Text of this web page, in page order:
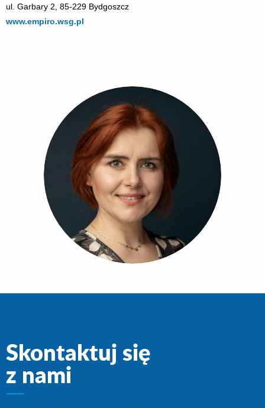
ul. Garbary 2, 85-229 Bydgoszcz
www.empiro.wsg.pl
Skontaktuj się
z nami